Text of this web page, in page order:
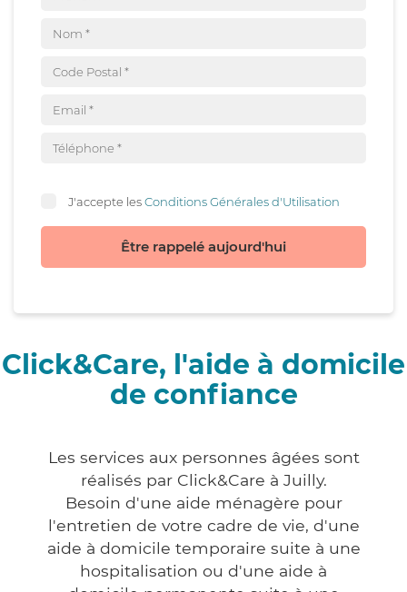
J'accepte lesConditions Générales d'Utilisation
Être rappelé aujourd'hui
Click&Care, l'aide à domicile
de confiance
Les services aux personnes âgées sont
réalisés par Click&Care à Juilly.
Besoin d'une aide ménagère pour
l'entretien de votre cadre de vie, d'une
aide à domicile temporaire suite à une
hospitalisation ou d'une aide à